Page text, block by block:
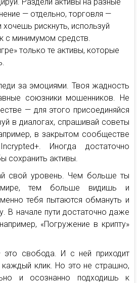
— отдельно, торговля —
хочешь рискнуть, используй
с минимумом средств.
только те активы, которые
за эмоциями. Твоя жадность
союзники мошенников. Не
— для этого присоединяйся
в диалогах, спрашивай советы
в закрытом сообществе
Incrypted+. Иногда достаточно
сохранить активы.
свой уровень. Чем больше ты
тем больше видишь и
тебя пытаются обмануть и
В начале пути достаточно даже
«Погружение в крипту»
это свобода. И с ней приходит
каждый клик. Но это не страшно,
и осознанно подходишь к